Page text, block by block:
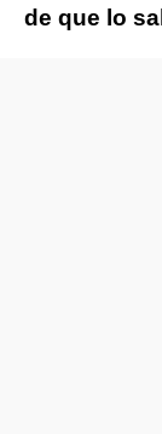
de que lo